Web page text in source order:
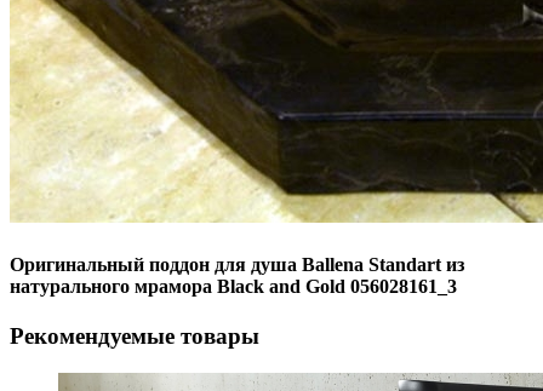
Оригинальный поддон для душа Ballena Standart из
натурального мрамора Black and Gold 056028161_3
Рекомендуемые товары